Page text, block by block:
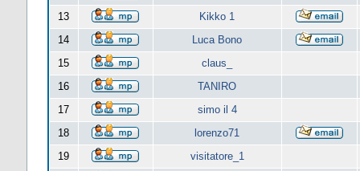
13
Kikko 1
14
Luca Bono
15
claus_
16
TANIRO
17
simo il 4
18
lorenzo71
19
visitatore_1